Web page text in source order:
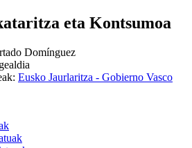
eta Kontsumoa
Domínguez
: Eusko Jaurlaritza - Gobierno Vasco